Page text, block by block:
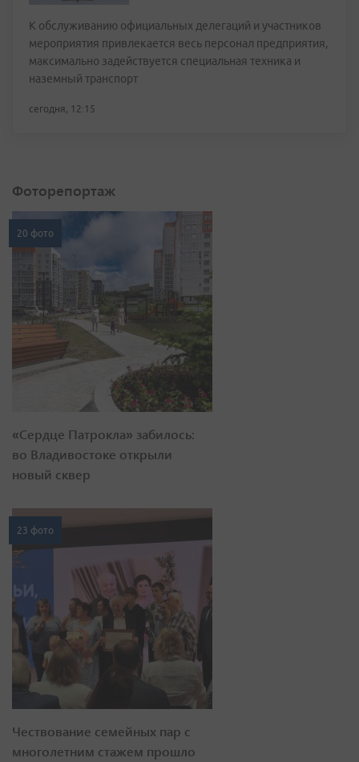
К обслуживанию официальных делегаций и участников
мероприятия привлекается весь персонал предприятия,
максимально задействуется специальная техника и
наземный транспорт
сегодня, 12:15
Фоторепортаж
20 фото
«Сердце Патрокла» забилось:
во Владивостоке открыли
новый сквер
23 фото
Чествование семейных пар с
многолетним стажем прошло